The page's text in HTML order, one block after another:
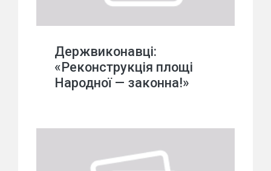
Держвиконавці:
«Реконструкція площі
Народної — законна!»